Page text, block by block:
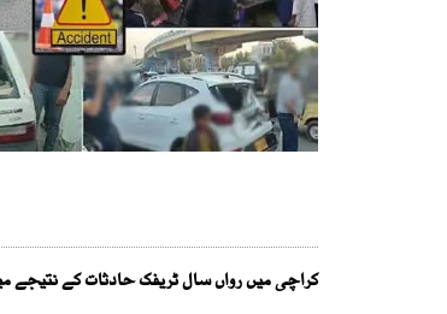
کراچی میں رواں سال ٹریفک حادثات کے نتیجے میں 488 افراد جاں بحق جبکہ 5 ہزار 830 افراد زخمی ہو